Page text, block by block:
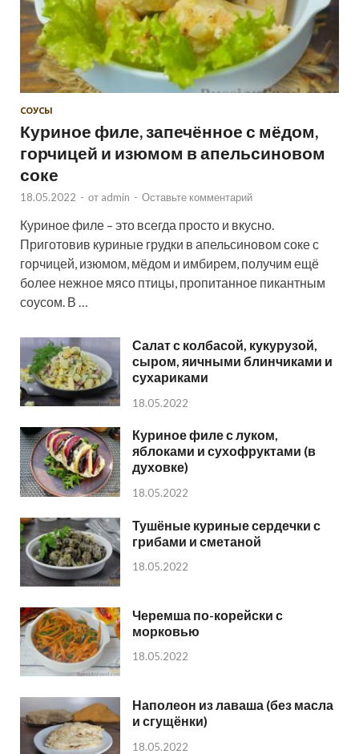
СОУСЫ
Куриное филе, запечённое с мёдом,
горчицей и изюмом в апельсиновом
соке
18.05.2022 - от admin - Оставьте комментарий
Куриное филе – это всегда просто и вкусно.
Приготовив куриные грудки в апельсиновом соке с
горчицей, изюмом, мёдом и имбирем, получим ещё
более нежное мясо птицы, пропитанное пикантным
соусом. В …
Салат с колбасой, кукурузой,
сыром, яичными блинчиками и
сухариками
18.05.2022
Куриное филе с луком,
яблоками и сухофруктами (в
духовке)
18.05.2022
Тушёные куриные сердечки с
грибами и сметаной
18.05.2022
Черемша по-корейски с
морковью
18.05.2022
Наполеон из лаваша (без масла
и сгущёнки)
18.05.2022